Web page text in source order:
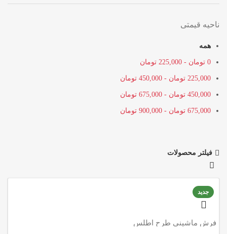
ناحیه قیمتی
همه
0 تومان -
225,000 تومان
225,000 تومان -
450,000 تومان
450,000 تومان -
675,000 تومان
675,000 تومان -
900,000 تومان
فیلتر محصولات
جدید
فرش ماشینی طرح اطلس